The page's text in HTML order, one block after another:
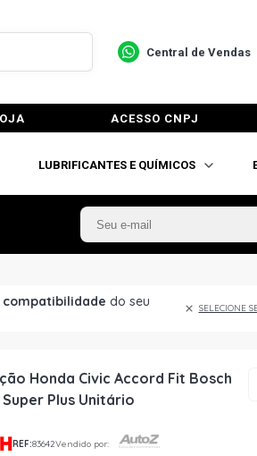
Central de Vendas
ACESSO CNPJ
LUBRIFICANTES E QUÍMICOS
compatibilidade do seu
SELECIONE
Honda Civic Accord Fit Bosch
Plus Unitário
REF:83642Vendido por: